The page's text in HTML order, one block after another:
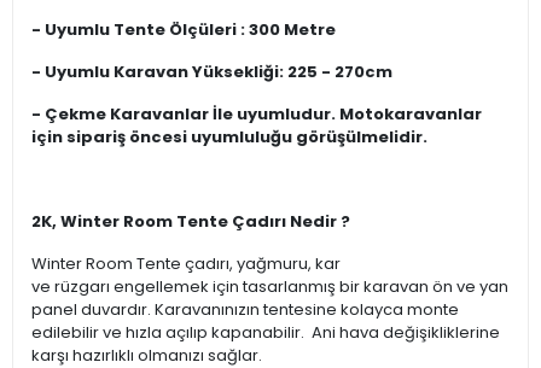
- Uyumlu Tente Ölçüleri : 300 Metre
- Uyumlu Karavan Yüksekliği: 225 - 270cm
- Çekme Karavanlar İle uyumludur. Motokaravanlar
için sipariş öncesi uyumluluğu görüşülmelidir.
2K, Winter Room Tente Çadırı Nedir ?
Winter Room Tente çadırı, yağmuru, kar
ve rüzgarı engellemek için tasarlanmış bir karavan ön ve yan
panel duvardır. Karavanınızın tentesine kolayca monte
edilebilir ve hızla açılıp kapanabilir. Ani hava değişikliklerine
karşı hazırlıklı olmanızı sağlar.